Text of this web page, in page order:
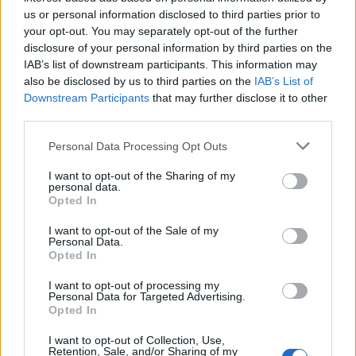
us or personal information disclosed to third parties prior to
your opt-out. You may separately opt-out of the further
disclosure of your personal information by third parties on the
IAB’s list of downstream participants. This information may
also be disclosed by us to third parties on the IAB’s List of
Downstream Participants that may further disclose it to other
Personal Data Processing Opt Outs
I want to opt-out of the Sharing of my
personal data.
Opted In
I want to opt-out of the Sale of my
Personal Data.
Opted In
I want to opt-out of processing my
Personal Data for Targeted Advertising.
Opted In
I want to opt-out of Collection, Use,
Retention, Sale, and/or Sharing of my
ČR zakázala dovoz hovězího masa z Rakouska a Itálie
16.1.2001 16:30 | PRAHA (
Dovoz hovězího masa z Rakouska a Itálie zakázala s platností od
středy 17. lednaStátní veterinární správa České republiky (SVS).
Důvodem tohoto rozhodnutí jsou obavy z možného výskytu tzv.
nemoci šílených krav mezi rakouským a italským skotem. Oznámil
16.1.2001 15:50 | DOLNÍ POUSTEVNA (ČIA)
Studenti Vyšší a střední dopravní školy v Děčíně pomohou při
zpracování projektu a obnově regionální přeshraniční železniční
Děčínsku. Starosta Dolní Poustevny Miroslav Jemelka pro ČIA
uvedl, že obě města zadala studentům děčínské školy vytvoření
projektu v rámci studijní odborné práce.
Lesníci a ochránci přírody budou spolupracovat i v roce
16.1.2001 13:27 | PRAHA (EkoList)